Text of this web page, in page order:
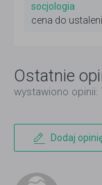
socjologia
cena do
Ostatnie
wystawiono opinii:
Dodaj